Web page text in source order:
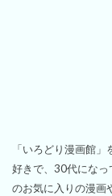
「いろどり漫画館
好きで、30代になっ
のお気に入りの漫画